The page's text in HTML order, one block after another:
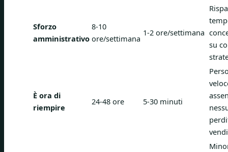
Sforzo
amministrativo
8-10
ore/settimana
1-2 ore/settimana
su
È ora di
riempire
24-48 ore 5-30 minuti